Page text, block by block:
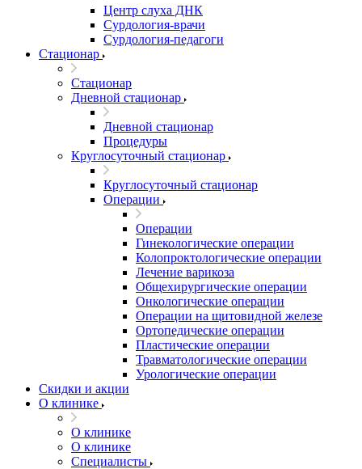
Центр слуха ДНК
Сурдология-врачи
Сурдология-педагоги
Стационар
Стационар
Дневной стационар
Дневной стационар
Процедуры
Круглосуточный стационар
Круглосуточный стационар
Операции
Операции
Гинекологические операции
Колопроктологические операции
Лечение варикоза
Общехирургические операции
Онкологические операции
Операции на щитовидной железе
Ортопедические операции
Пластические операции
Травматологические операции
Урологические операции
Скидки и акции
О клинике
О клинике
О клинике
Специалисты